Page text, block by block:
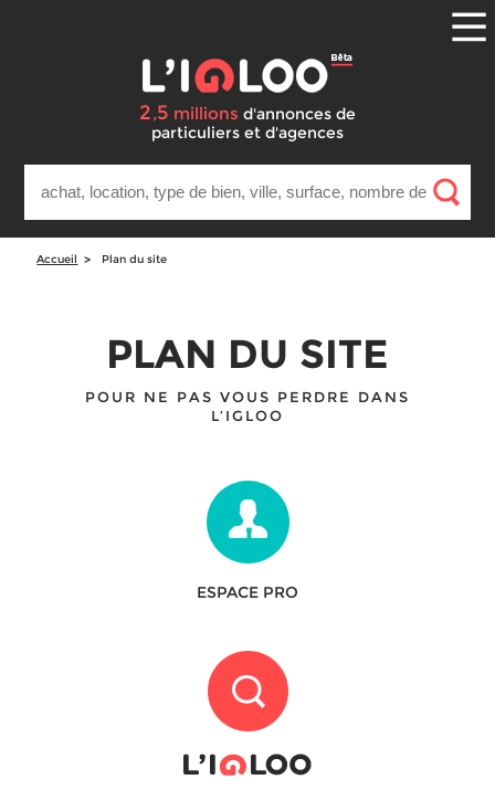
2,5 millions d'annonces de
particuliers et d'agences
Accueil Plan du site
PLAN DU SITE
POUR NE PAS VOUS PERDRE DANS
L’IGLOO
ESPACE PRO